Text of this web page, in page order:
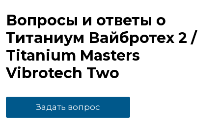
Вопросы и ответы о
Титаниум Вайбротех 2 /
Titanium Masters
Vibrotech Two
Задать вопрос